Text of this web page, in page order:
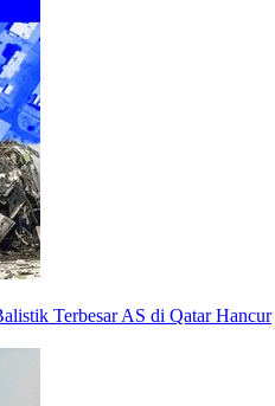
Terbesar AS di Qatar Hancur